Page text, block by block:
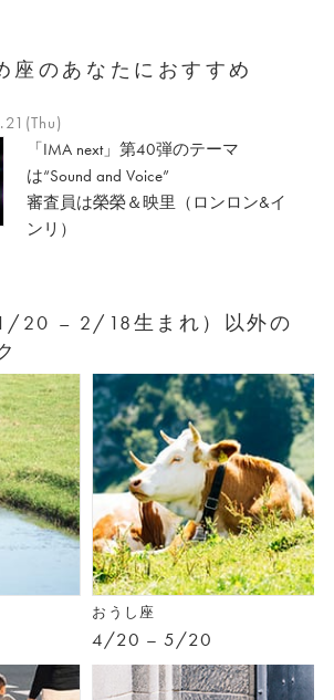
座のあなたにおすすめ
「IMA next」第40弾のテーマ
は“Sound and Voice”
審査員は榮榮＆映里（ロンロン&イ
ンリ）
20 – 2/18生まれ）以外の
おうし座
4/20 – 5/20